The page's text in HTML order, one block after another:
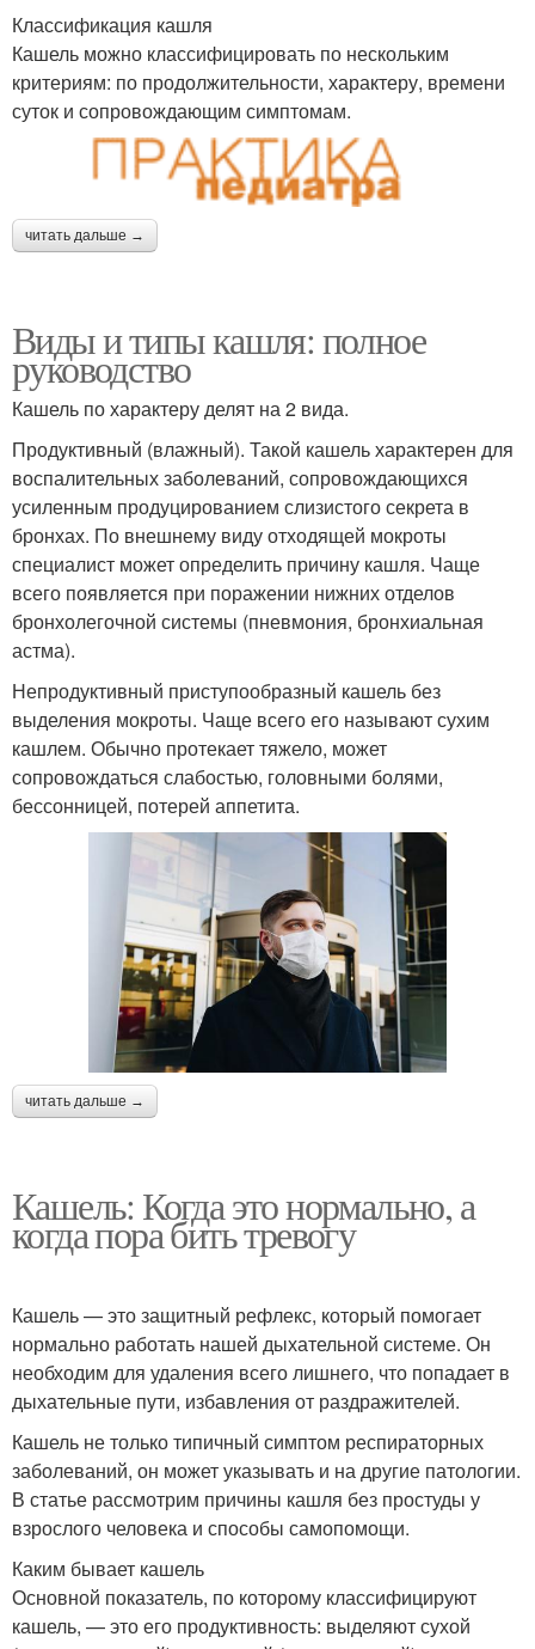
Классификация кашля
Кашель можно классифицировать по нескольким
критериям: по продолжительности, характеру, времени
суток и сопровождающим симптомам.
читать дальше →
Виды и типы кашля: полное
руководство
Кашель по характеру делят на 2 вида.
Продуктивный (влажный). Такой кашель характерен для
воспалительных заболеваний, сопровождающихся
усиленным продуцированием слизистого секрета в
бронхах. По внешнему виду отходящей мокроты
специалист может определить причину кашля. Чаще
всего появляется при поражении нижних отделов
бронхолегочной системы (пневмония, бронхиальная
астма).
Непродуктивный приступообразный кашель без
выделения мокроты. Чаще всего его называют сухим
кашлем. Обычно протекает тяжело, может
сопровождаться слабостью, головными болями,
бессонницей, потерей аппетита.
читать дальше →
Кашель: Когда это нормально, а
когда пора бить тревогу
Кашель — это защитный рефлекс, который помогает
нормально работать нашей дыхательной системе. Он
необходим для удаления всего лишнего, что попадает в
дыхательные пути, избавления от раздражителей.
Кашель не только типичный симптом респираторных
заболеваний, он может указывать и на другие патологии.
В статье рассмотрим причины кашля без простуды у
взрослого человека и способы самопомощи.
Каким бывает кашель
Основной показатель, по которому классифицируют
кашель, — это его продуктивность: выделяют сухой